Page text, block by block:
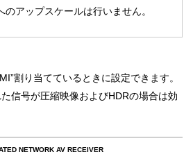
のアップスケールは行いません。
割り当てているときに設定できます。
信号が圧縮映像およびHDRの場合は効
NETWORK AV RECEIVER